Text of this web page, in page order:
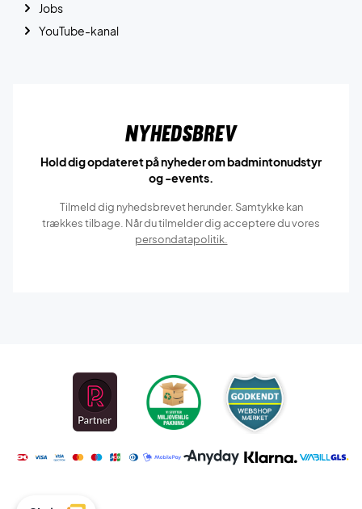
Jobs
YouTube-kanal
Nyhedsbrev
Hold dig opdateret på nyheder om badmintonudstyr
og -events.
Tilmeld dig nyhedsbrevet herunder. Samtykke kan
trækkes tilbage. Når du tilmelder dig acceptere du vores
persondatapolitik.